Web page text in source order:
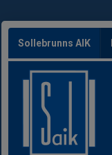
Sollebrunns AIK